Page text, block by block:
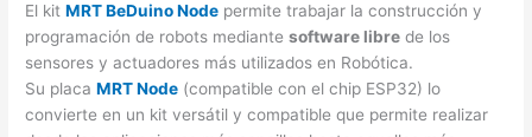
El kitMRT BeDuino Node permite trabajar la construcción y
programación de robots mediantesoftware libre de los
sensores y actuadores más utilizados en Robótica.
Su placaMRT Node (compatible con el chip ESP32) lo
convierte en un kit versátil y compatible que permite realizar